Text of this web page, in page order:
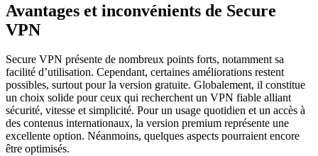
Avantages et inconvénients de Secure
VPN
Secure VPN présente de nombreux points forts, notamment sa
facilité d’utilisation. Cependant, certaines améliorations restent
possibles, surtout pour la version gratuite. Globalement, il constitue
un choix solide pour ceux qui recherchent un VPN fiable alliant
sécurité, vitesse et simplicité. Pour un usage quotidien et un accès à
des contenus internationaux, la version premium représente une
excellente option. Néanmoins, quelques aspects pourraient encore
être optimisés.